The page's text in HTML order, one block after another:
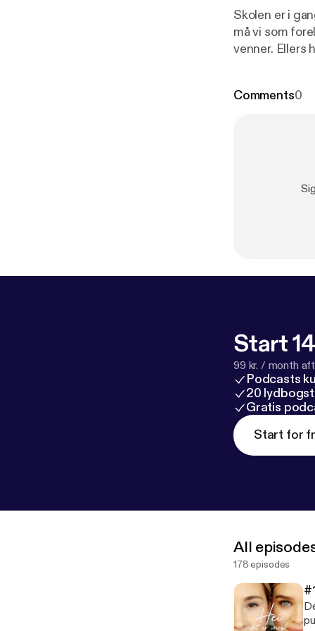
Skolen er i
må vi som
venner. Ellers
information.
Comments0
Start
99 kr. / month
Podcasts
20
Gratis
Start for
All
178 episodes